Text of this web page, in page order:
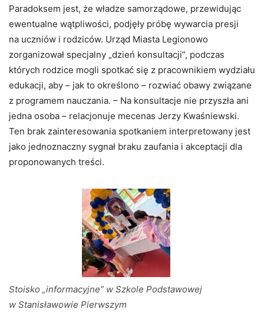
Paradoksem jest, że władze samorządowe, przewidując
ewentualne wątpliwości, podjęły próbę wywarcia presji
na uczniów i rodziców. Urząd Miasta Legionowo
zorganizował specjalny „dzień konsultacji”, podczas
których rodzice mogli spotkać się z pracownikiem wydziału
edukacji, aby – jak to określono – rozwiać obawy związane
z programem nauczania. – Na konsultacje nie przyszła ani
jedna osoba – relacjonuje mecenas Jerzy Kwaśniewski.
Ten brak zainteresowania spotkaniem interpretowany jest
jako jednoznaczny sygnał braku zaufania i akceptacji dla
proponowanych treści.
Stoisko „informacyjne” w Szkole Podstawowej
w Stanisławowie Pierwszym